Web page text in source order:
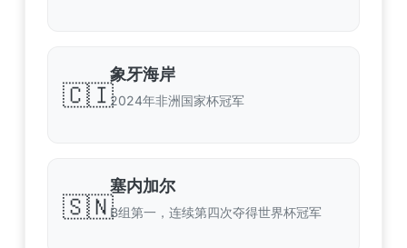
🇨🇮
象牙海岸
2024年非洲国家杯冠军
🇸🇳
塞内加尔
B组第一，连续第四次夺得世界杯冠军